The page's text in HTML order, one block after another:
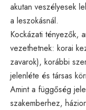
akutan veszélyesek
a leszokásnál.
Kockázati tényezők,
vezethetnek: korai
zavarok), korábbi
jelenléte és társas
Amint a függőség
szakemberhez,